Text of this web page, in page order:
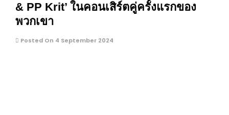
& PP Krit’ ในคอนเสิร์ตคู่ครั้งแรกของ
พวกเขา
Posted On 4 September 2024